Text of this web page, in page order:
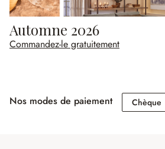
Automne 2026
Commandez-le gratuitement
Nos modes de paiement Chèque